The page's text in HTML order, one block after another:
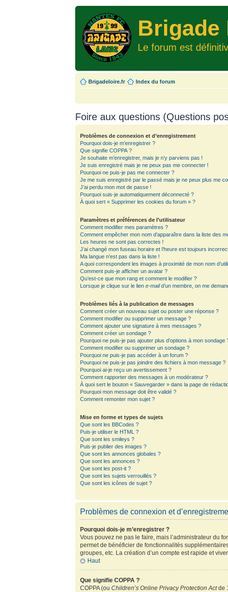
Brigade
Le forum est
Brigadeloire.fr Index du forum
Foire aux questions (Questions
Problèmes de connexion et d’enregistrement
Pourquoi dois-je m’enregistrer ?
Que signifie COPPA ?
Je souhaite m’enregistrer, mais je n’y parviens pas !
Je suis enregistré mais je ne peux pas me connecter !
Pourquoi ne puis-je pas me connecter ?
Je me suis enregistré par le passé mais je ne peux plus me
J’ai perdu mon mot de passe !
Pourquoi suis-je automatiquement déconnecté ?
À quoi sert « Supprimer les cookies du forum » ?
Paramètres et préférences de l’utilisateur
Comment modifier mes paramètres ?
Comment empêcher mon nom d’apparaître dans la liste des
Les heures ne sont pas correctes !
J’ai changé mon fuseau horaire et l’heure est toujours
Ma langue n’est pas dans la liste !
A quoi correspondent les images à proximité de mon nom
Comment puis-je afficher un avatar ?
Qu’est-ce que mon rang et comment le modifier ?
Lorsque je clique sur le liene-maild’un membre, on me
Problèmes liés à la publication de messages
Comment créer un nouveau sujet ou poster une réponse ?
Comment modifier ou supprimer un message ?
Comment ajouter une signature à mes messages ?
Comment créer un sondage ?
Pourquoi ne puis-je pas ajouter plus d’options à mon sondage
Comment modifier ou supprimer un sondage ?
Pourquoi ne puis-je pas accéder à un forum ?
Pourquoi ne puis-je pas joindre des fichiers à mon message ?
Pourquoi ai-je reçu un avertissement ?
Comment rapporter des messages à un modérateur ?
À quoi sert le bouton « Sauvegarder » dans la page de
Pourquoi mon message doit être validé ?
Comment remonter mon sujet ?
Mise en forme et types de sujets
Que sont les BBCodes ?
Puis-je utiliser le HTML ?
Que sont les smileys ?
Puis-je publier des images ?
Que sont les annonces globales ?
Que sont les annonces ?
Que sont les post-it ?
Que sont les sujets verrouillés ?
Que sont les icônes de sujet ?
Problèmes de connexion et
Pourquoi dois-je m’enregistrer ?
Vous pouvez ne pas le faire, mais l’administrateur du
permet de bénéficier de fonctionnalités
groupes, etc. La création d’un compte est rapide et
Haut
Que signifie COPPA ?
COPPA (ouChildren’s Online Privacy Protection Actde